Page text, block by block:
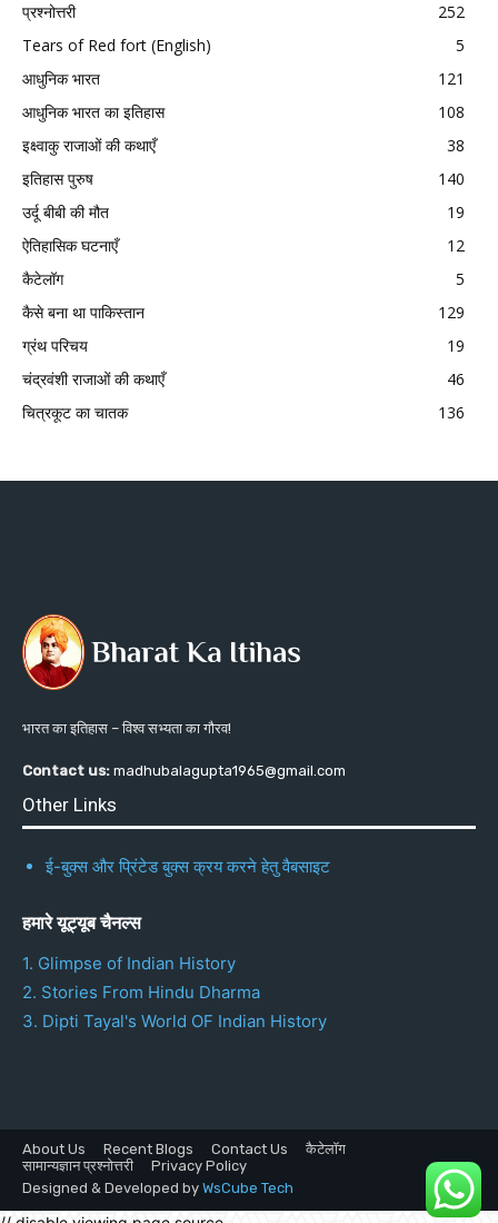
प्रश्नोत्तरी
252
Tears of Red fort (English)
5
आधुनिक भारत
121
आधुनिक भारत का इतिहास
108
इक्ष्वाकु राजाओं की कथाएँ
38
इतिहास पुरुष
140
उर्दू बीबी की मौत
19
ऐतिहासिक घटनाएँ
12
कैटेलॉग
5
कैसे बना था पाकिस्तान
129
ग्रंथ परिचय
19
चंद्रवंशी राजाओं की कथाएँ
46
चित्रकूट का चातक
136
भारत का इतिहास – विश्व सभ्यता का गौरव!
Contact us: madhubalagupta1965@gmail.com
Other Links
ई-बुक्स और प्रिंटेड बुक्स क्रय करने हेतु वैबसाइट
हमारे यूट्यूब चैनल्स
1. Glimpse of Indian History
2. Stories From Hindu Dharma
3. Dipti Tayal's World OF Indian History
About Us Recent Blogs Contact Us
कैटेलॉग
सामान्यज्ञान प्रश्नोत्तरी
Privacy Policy
Designed & Developed by WsCube Tech